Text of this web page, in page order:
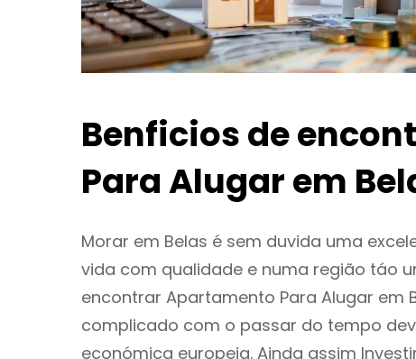
Benficios de
Para Alugar em
Morar em Belas é sem duvida uma
vida com qualidade e numa região táo
encontrar Apartamento Para Alugar
complicado com o passar do tempo
económica europeia. Ainda assim